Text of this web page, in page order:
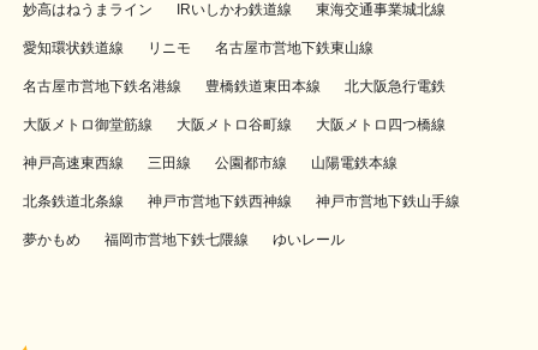
妙高はねうまライン IRいしかわ鉄道線 東海交通事業城北線
愛知環状鉄道線 リニモ 名古屋市営地下鉄東山線
名古屋市営地下鉄名港線 豊橋鉄道東田本線 北大阪急行電鉄
大阪メトロ御堂筋線 大阪メトロ谷町線 大阪メトロ四つ橋線
神戸高速東西線 三田線 公園都市線 山陽電鉄本線
北条鉄道北条線 神戸市営地下鉄西神線 神戸市営地下鉄山手線
夢かもめ 福岡市営地下鉄七隈線 ゆいレール